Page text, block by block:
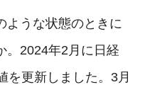
ような状態のときに
。2024年2月に日経
を更新しました。3月